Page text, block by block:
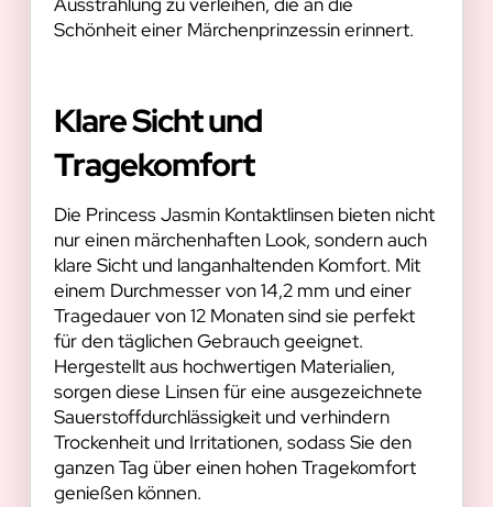
Schönheit einer Märchenprinzessin erinnert.
Klare Sicht und
Tragekomfort
Die Princess Jasmin Kontaktlinsen bieten nicht
nur einen märchenhaften Look, sondern auch
klare Sicht und langanhaltenden Komfort. Mit
einem Durchmesser von 14,2 mm und einer
Tragedauer von 12 Monaten sind sie perfekt
für den täglichen Gebrauch geeignet.
Hergestellt aus hochwertigen Materialien,
sorgen diese Linsen für eine ausgezeichnete
Sauerstoffdurchlässigkeit und verhindern
Trockenheit und Irritationen, sodass Sie den
ganzen Tag über einen hohen Tragekomfort
genießen können.